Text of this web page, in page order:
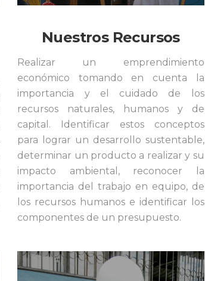
Nuestros Recursos
Realizar un emprendimiento
económico tomando en cuenta la
importancia y el cuidado de los
recursos naturales, humanos y de
capital. Identificar estos conceptos
para lograr un desarrollo sustentable,
determinar un producto a realizar y su
impacto ambiental, reconocer la
importancia del trabajo en equipo, de
los recursos humanos e identificar los
componentes de un presupuesto.